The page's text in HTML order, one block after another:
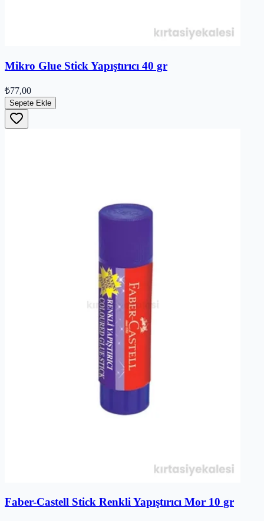
Mikro Glue Stick Yapıştırıcı 40 gr
₺77,00
Sepete Ekle
Faber-Castell Stick Renkli Yapıştırıcı Mor 10 gr